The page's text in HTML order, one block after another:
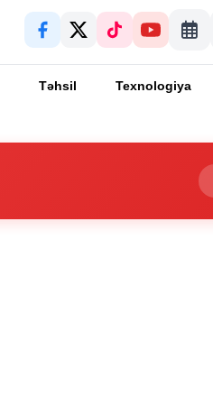
Təhsil Texnologiya